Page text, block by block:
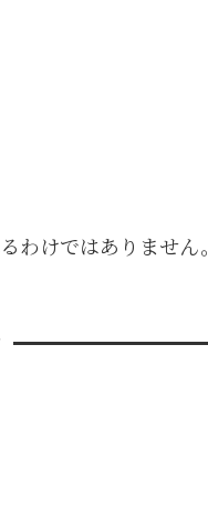
わけではありません。